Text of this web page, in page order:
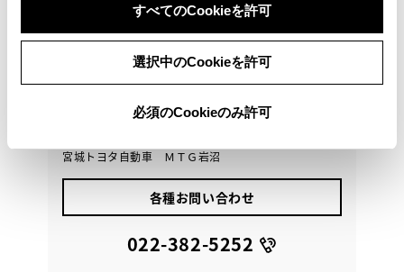
すべてのCookieを許可
選択中のCookieを許可
必須のCookieのみ許可
2023年(R5年) 走行 27,000km
定期点検整備付 保証 ロングラン保証付
宮城トヨタ自動車 ＭＴＧ岩沼
各種お問い合わせ
022-382-5252